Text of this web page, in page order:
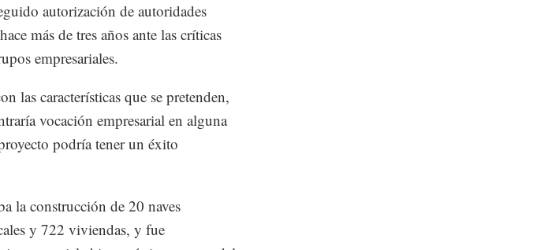
autorización de autoridades
más de tres años ante las críticas
empresariales.
las características que se pretenden,
vocación empresarial en alguna
podría tener un éxito
la construcción de 20 naves
y 722 viviendas, y fue